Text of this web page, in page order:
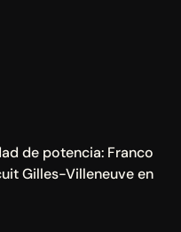
de potencia: Franco
Gilles-Villeneuve en